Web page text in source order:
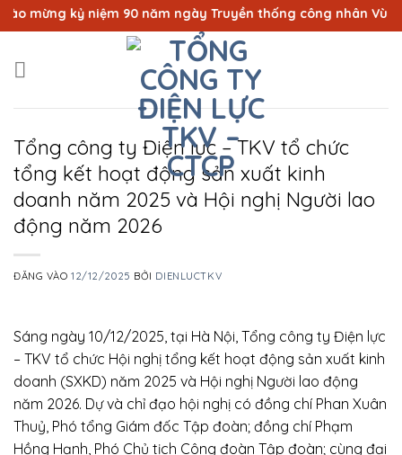
Bỏ
qua
dung
kỷ niệm 90 năm ngày Truyền thống công nhân Vùng mỏ -
Tổng công ty Điện lực – TKV tổ chức
tổng kết hoạt động sản xuất kinh
doanh năm 2025 và Hội nghị Người lao
động năm 2026
ĐĂNG VÀO12/12/2025 BỞI DIENLUCTKV
Sáng ngày 10/12/2025, tại Hà Nội, Tổng công ty Điện lực
– TKV tổ chức Hội nghị tổng kết hoạt động sản xuất kinh
doanh (SXKD) năm 2025 và Hội nghị Người lao động
năm 2026. Dự và chỉ đạo hội nghị có đồng chí Phan Xuân
Thuỷ, Phó tổng Giám đốc Tập đoàn; đồng chí Phạm
Hồng Hạnh, Phó Chủ tịch Công đoàn Tập đoàn; cùng đại